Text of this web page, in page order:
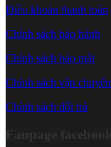
Điều khoản thanh toán
Chính sách bảo hành
Chính sách bảo mật
Chính sách vận chuyển
Chính sách đổi trả
Fanpage facebook